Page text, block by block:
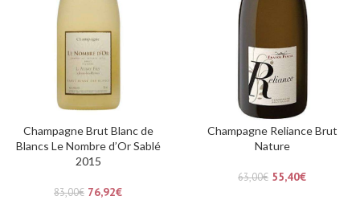
Champagne Brut Blanc de
Blancs Le Nombre d’Or Sablé
2015
83,00€ 76,92€
Champagne Reliance Brut
Nature
63,00€ 55,40€